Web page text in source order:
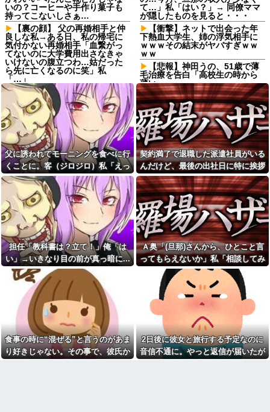
いの？コーヒーや手作り菓子も
持ってこないしさぁ…
【裏の顔】 父の再婚相手と仲
良しな私→ある日、私の帰宅に
気付かない再婚相手「血繋がっ
てないのに大学費用出さなきゃ
いけないの腹立つわ…姑だった
ら先に亡くなるのに笑」私
「…」
義姉のお子さんは犬だけど犬
と言うと精神が不安定になる
女性「20歳で一括購入したア
ルファード素敵！」←レンタカ
ーだろと批判殺到
【悲報】山本太郎さん、政治
に興味なかった
【超絶悲報】東科大医学部卒
の美人YouTuberさん、直美でコ
メント欄が炎上してしまう…
【画像】最新の浜辺美波さ
ん、ガチのマジで可愛過ぎてワ
イらをドキドキさせてしまうw w
w w w w w
【画像】付き合いたて彼女
「ごめーんちょびっツ散らかっ
てるけど上がって～！」←お前
らだったらコレ別れる
か？？？？？
転校生と仲良くなってその子
の家に遊びに行ったら私が小さ
い頃に撮った写真があった
高齢独身彼女無しなのが不思
議ってよく言われるけど、女と
人付き合いとかめんどくさすぎ
る
【画像】嫁の浮気が発覚。中
学生になる子供たちに離婚理由
は話した方がいい？
て…」私「はい？」→ 同僚ママ
が隠したものを見ると・・・
【衝撃】ネットで出会った年
下熱血大学生、姉の浮気相手に
ｗｗｗその結末がヤバすぎｗｗ
ｗｗ
【悲報】神田うの、51歳で薄
毛治療を告白「高校生の時から
薄い」
【悲報】神田うの、51歳で薄
毛治療を告白「高校生の時から
薄い」
上司に新聞取らないと言った
ら 上司「どうやって経済情報と
か手に入れるんだ」ぼく「別に
Yahooニュースとかで良いじゃ
ないんですか。新聞取ること自
体が前時代的ですよ」→
【修羅場】突然、中高の友人
「H」から訴状が届いた私 → 夫
と私、さらにいずれも同じ学校
の生徒で、クラス委員を務めた
人たちが訴えられた → その理由
が・・・
【画像】日本中のJKさん、ヘ
ソを見てほしくて仕方ない模様
⇒！！
神主になるには？年収はどれ
くらい？資格は必要？
【絶句】托卵された子を育て
ていたが、元嫁の正体がヤバす
ぎたｗｗｗｗ
【反抗期】娘が水筒をぶん投
げ私の手の甲にヒット。私
「(泣)」娘「うっぜーな、泣くな
ら自分の部屋へいけ」私「手が
腫れて痛い」→手を見せると…
「バチンッ」
父に誘われてモーニングを食べに行
くことに。客（ジロジロ）私「えっ
何？」店員「見ての通りの状況なの
で…」→まさかの対応をされて...
契約満了で退職した派遣社員がいる
んだけど、最後の出社日に特に挨拶
も菓子折りもなにもなく...
担任「教科書は？立て！」俺「は
い」→いきなり目の前が真っ暗に...
Ａ奥「(旦那)さんから、ひとこと言
ってもらえないか」私「相談してみ
る」→ 人がおかしくなった瞬間を目
の前で見て...
食事の時に“混ぜる”と言うのがあま
り好きじゃない。その事で、彼氏か
2日後に彼女と旅行する予定なのに
音信不通に。やっと返信が届いたが